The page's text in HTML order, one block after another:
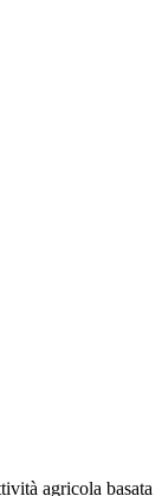
agricola basata